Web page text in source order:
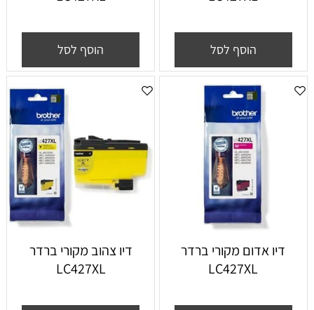
הוסף לסל הוסף לסל
דיו אדום מקורי ברדר
LC427XL
דיו צהוב מקורי ברדר
LC427XL